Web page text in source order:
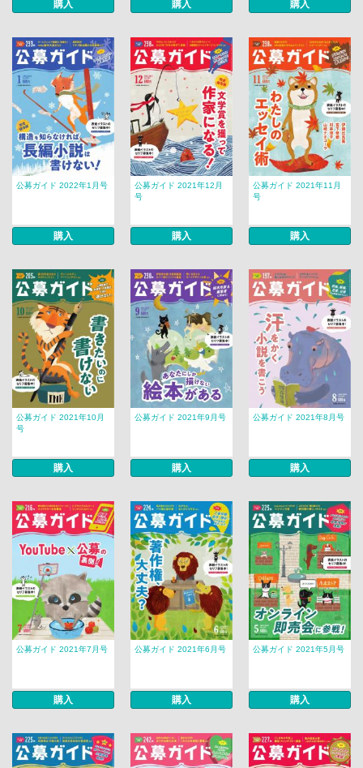
購入 購入 購入
公募ガイド 2022年1月号
購入
公募ガイド 2021年12月
号
購入
公募ガイド 2021年11月
号
購入
公募ガイド 2021年10月
号
購入
公募ガイド 2021年9月号
購入
公募ガイド 2021年8月号
購入
公募ガイド 2021年7月号
購入
公募ガイド 2021年6月号
購入
公募ガイド 2021年5月号
購入